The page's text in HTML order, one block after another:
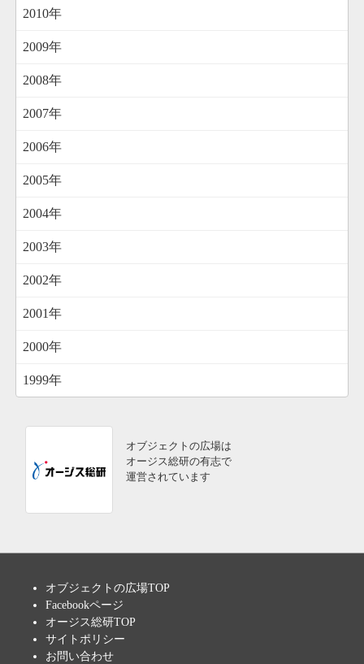
2010年
2009年
2008年
2007年
2006年
2005年
2004年
2003年
2002年
2001年
2000年
1999年
オブジェクトの広場は
オージス総研の有志で
運営されています
オブジェクトの広場TOP
Facebookページ
オージス総研TOP
サイトポリシー
お問い合わせ